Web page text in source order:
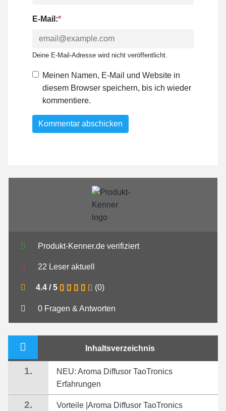
E-Mail:*
Deine E-Mail-Adresse wird nicht veröffentlicht.
Meinen Namen, E-Mail und Website in
diesem Browser speichern, bis ich wieder
kommentiere.
Produkt-Kenner.de verifiziert
22 Leser aktuell
4.4 / 5 (0)
0 Fragen & Antworten
Inhaltsverzeichnis
1.
NEU: Aroma Diffusor TaoTronics
Erfahrungen
2.
Vorteile |Aroma Diffusor TaoTronics